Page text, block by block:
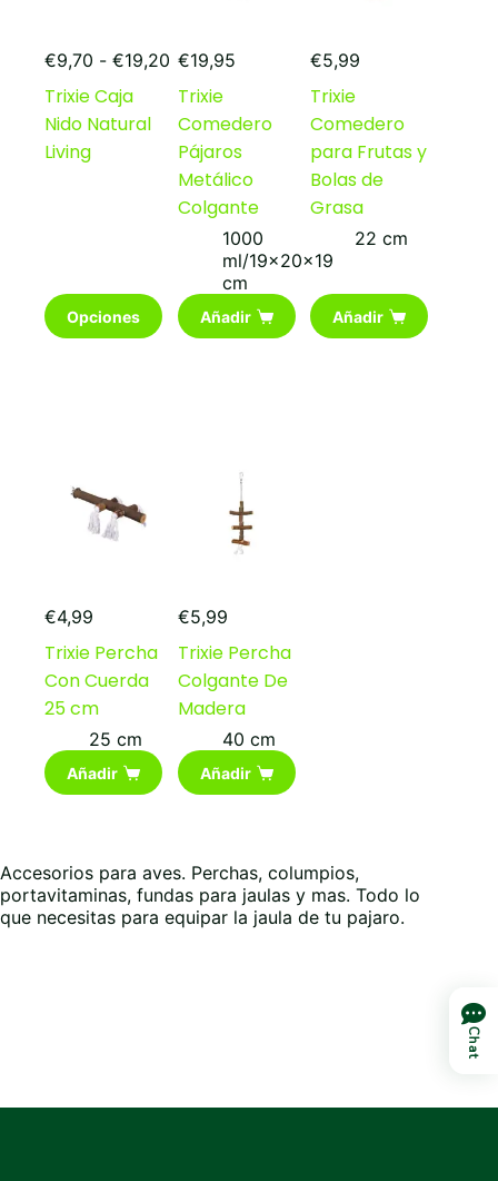
€9,70 - €19,20 Rango
precios:
desde
€9,70
hasta
€19,20
Trixie Caja
Nido Natural
Living
Opciones
Este
producto
pueden
elegir
producto
€19,95
Trixie
Comedero
Pájaros
Metálico
Colgante
1000
ml/19x20x19
cm
Añadir
€5,99
Trixie
Comedero
para Frutas y
Bolas de
Grasa
22 cm
Añadir
€4,99
Trixie Percha
Con Cuerda
25 cm
25 cm
Añadir
€5,99
Trixie Percha
Colgante De
Madera
40 cm
Añadir
Accesorios para aves. Perchas, columpios,
portavitaminas, fundas para jaulas y mas. Todo lo
que necesitas para equipar la jaula de tu pajaro.
Chat